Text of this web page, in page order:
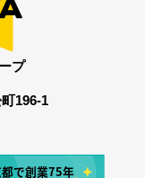
プ
196-1